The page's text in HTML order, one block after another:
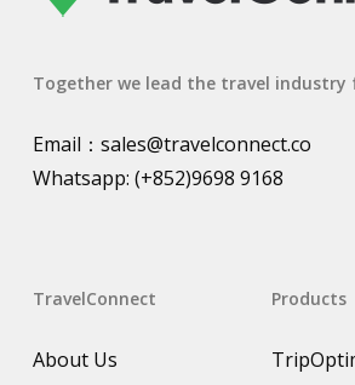
Together we lead the travel industry
Email： sales@travelconnect.co
Whatsapp: (+852)9698 9168
TravelConnect
About Us
Products